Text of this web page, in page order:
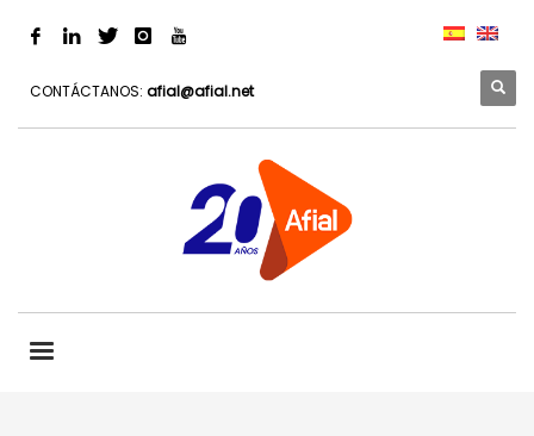
CONTÁCTANOS: afial@afial.net